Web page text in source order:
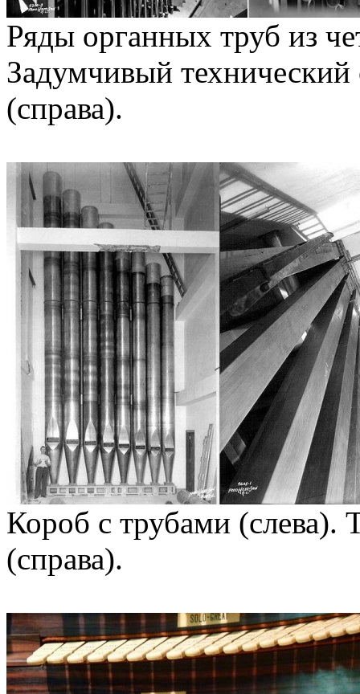
Ряды органных труб из
Задумчивый технический
(справа).
Короб с трубами (слева).
(справа).